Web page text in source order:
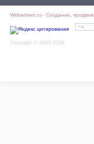
Webadvert.ru - Создание,
Copyright © 2005-2026